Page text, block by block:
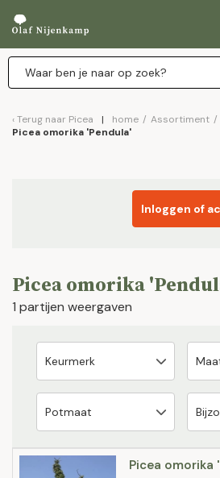
Terug naar Picea home / Assortiment /
Picea omorika 'Pendula'
Inloggen of
Picea omorika
1 partijen weergaven
Picea omorika